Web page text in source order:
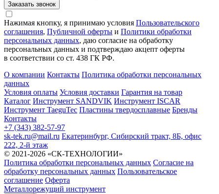
Заказать звонок
Нажимая кнопку, я принимаю условия Пользовательского
соглашения, Публичной оферты и Политики обработки
персональных данных, даю согласие на обработку
персональных данных и подтверждаю акцепт оферты
в соответствии со ст. 438 ГК РФ.
О компании Контакты Политика обработки персональных
данных
Условия оплаты Условия доставки Гарантия на товар
Каталог Инструмент SANDVIK Инструмент ISCAR
Инструмент TaeguTec Пластины твердосплавные Бренды
Контакты
+7 (343) 382-57-97
sk-tek.ru@mail.ru Екатеринбург, Сибирский тракт, 8Б, офис
222, 2-й этаж
© 2021-2026 «СК-ТЕХНОЛОГИИ»
Политика обработки персональных данных Согласие на
обработку персональных данных Пользовательское
соглашение Оферта
Металлорежущий инструмент